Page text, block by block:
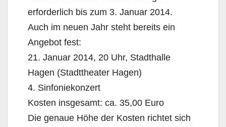
erforderlich bis zum 3. Januar 2014.
Auch im neuen Jahr steht bereits ein
Angebot fest:
21. Januar 2014, 20 Uhr, Stadthalle
Hagen (Stadttheater Hagen)
4. Sinfoniekonzert
Kosten insgesamt: ca. 35,00 Euro
Die genaue Höhe der Kosten richtet sich